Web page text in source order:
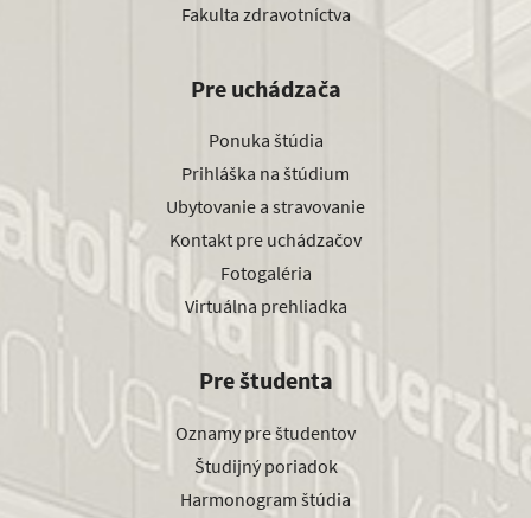
Fakulta zdravotníctva
Pre uchádzača
Ponuka štúdia
Prihláška na štúdium
Ubytovanie a stravovanie
Kontakt pre uchádzačov
Fotogaléria
Virtuálna prehliadka
Pre študenta
Oznamy pre študentov
Študijný poriadok
Harmonogram štúdia